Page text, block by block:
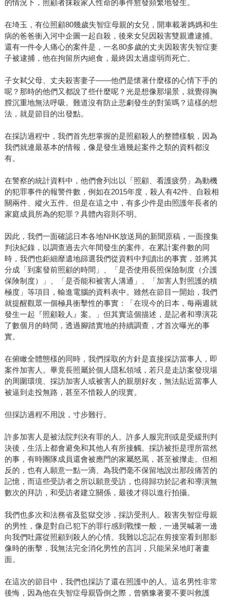
的情況下，照顧者抹殺家人性命的事件愈發頻繁地發生。
在埼玉，有位照顧80幾歲失智症母親的女兒，開車載著媽媽和生
病的爸爸衝入河中企圖一起自殺，後來女兒因殺害雙親遭逮捕。
還有一件令人痛心的案件是，一名80多歲的丈夫因殺害失智症妻
子被逮捕，他在拘留所內絕食，最終因太過虛弱而死亡。
子女弒父母、丈夫殺害妻子——他們是懷著什麼樣的心情下手的
呢？那時的他們又都說了些什麼呢？光是想像那場景，就覺得胸
膛沉重地無法呼吸。難道沒有防止悲劇發生的對策嗎？這樣的想
法，就是節目的出發點。
在採訪過程中，我們首先想掌握的是照顧殺人的整體樣貌，因為
我們就連最基本的情報，像是發生過幾起案件之類的資料都沒
有。
在警察的統計資料中，他們會列出以「照顧、看護疲勞」為動機
的犯罪事件的報警件數，例如在2015年度，殺人有42件、自殺相
關兩件、縱火五件。但是在這之中，有多少件是由照護年長者的
家庭成員所為的犯罪？具體內容則不明。
因此，我們一面確認日本各地NHK放送局的新聞原稿，一面搜集
判決紀錄，以調查過去六年間發生的案件。在累計案件數的同
時，我們也鉅細靡遺地篩選我們從資料中判讀出的事實，並將其
分成「到案發前照顧的時間」、「是否使用長照保險制度（介護
保険制度）」、「是否能和被害人溝通」、「加害人對照護的積
極度」等項目，輸進電腦的資料表中。雖然在節目一開始，我們
就提醒觀眾一個極具衝擊性的事實：「在現今的日本，每兩週就
發生一起『照顧殺人』案。」但其實這個描述，是記者和導演花
了數個月的時間，透過腳踏實地的持續調查，才首次曝光的事
實。
在俯瞰全體態樣的同時，我們採取的方針是直接採訪當事人，即
案件加害人。畢竟長照屬於個人隱私領域，若只是走訪案發現場
的周圍環境、採訪加害人或被害人的親朋好友，無法貼近當事人
被逼到走投無路，甚至不惜殺人的現實。
但採訪過程不用說，寸步難行。
許多加害人是被法院判決有罪的人。許多人服完刑或是受緩刑判
決後，生活上都會避免和其他人有所接觸。採訪被拒是理所當然
的事，有時團隊成員還會被應門的家屬怒罵，甚至被攆走。但相
反的，也有人願意一點一滴、為我們毫不保留地說出那段痛苦的
記憶，而這些受訪者之所以願意受訪，也得歸功於記者和導演無
數次的拜訪，和受訪者建立關係，最後才得以進行拍攝。
我們也多次和法務省及監獄交涉，採訪受刑人。殺害失智症母親
的男性，像是對自己犯下的罪行感到戰慄一般，一邊哭喊著一邊
向我們吐露從照顧到殺人的心情。我難以忘記在剪接室看到那影
像時的衝擊，我無法完全消化男性的言詞，只能呆呆地盯著畫
面。
在這次的節目中，我們也採訪了還在照護中的人。這名男性非常
後悔，因為他在失智症母親昏倒之際，曾猶豫著要不要叫救護